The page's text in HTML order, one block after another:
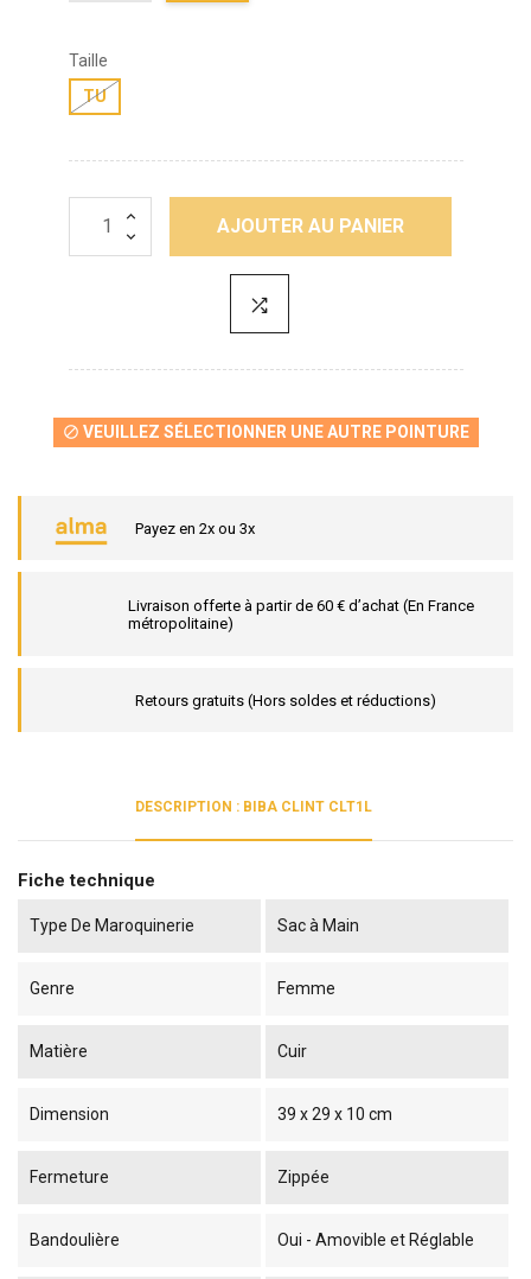
Taille
TU
AJOUTER AU PANIER
 VEUILLEZ SÉLECTIONNER UNE AUTRE POINTURE
Payez en 2x ou 3x
Livraison offerte à partir de 60 € d’achat (En France
métropolitaine)
Retours gratuits (Hors soldes et réductions)
DESCRIPTION : BIBA CLINT CLT1L
Fiche technique
Type De Maroquinerie Sac à Main
Genre Femme
Matière Cuir
Dimension 39 x 29 x 10 cm
Fermeture Zippée
Bandoulière Oui - Amovible et Réglable